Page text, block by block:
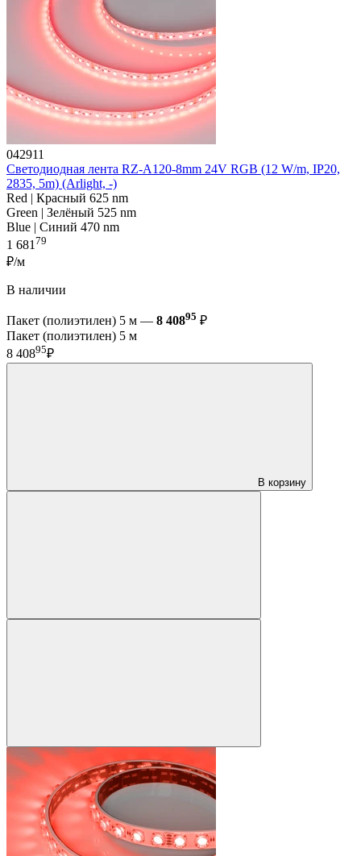
042911
Светодиодная лента RZ-A120-8mm 24V RGB (12 W/m, IP20,
2835, 5m) (Arlight, -)
Red | Красный 625 nm
Green | Зелёный 525 nm
Blue | Синий 470 nm
1 681 79
₽/м
В наличии
Пакет (полиэтилен) 5 м — 8 40895 ₽
Пакет (полиэтилен) 5 м
8 40895₽
В корзину